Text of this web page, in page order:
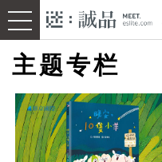
主题专栏